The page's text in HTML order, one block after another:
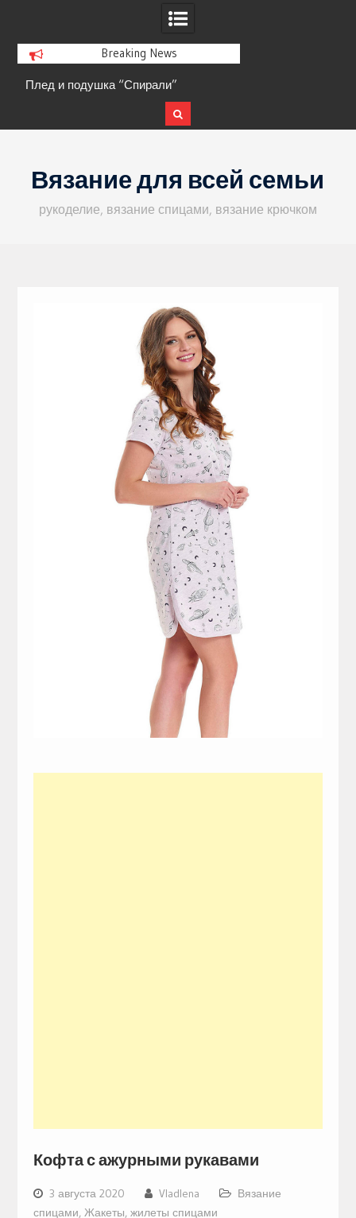
Breaking News
Плед и подушка “Спирали”
contentВязание для всей семьи
рукоделие, вязание спицами, вязание крючком
Кофта с ажурными рукавами
3 августа 2020 Vladlena
Вязание
спицами, Жакеты, жилеты спицами